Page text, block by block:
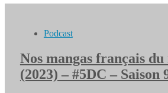
Podcast
Nos mangas français
(2023) – #5DC – Saison